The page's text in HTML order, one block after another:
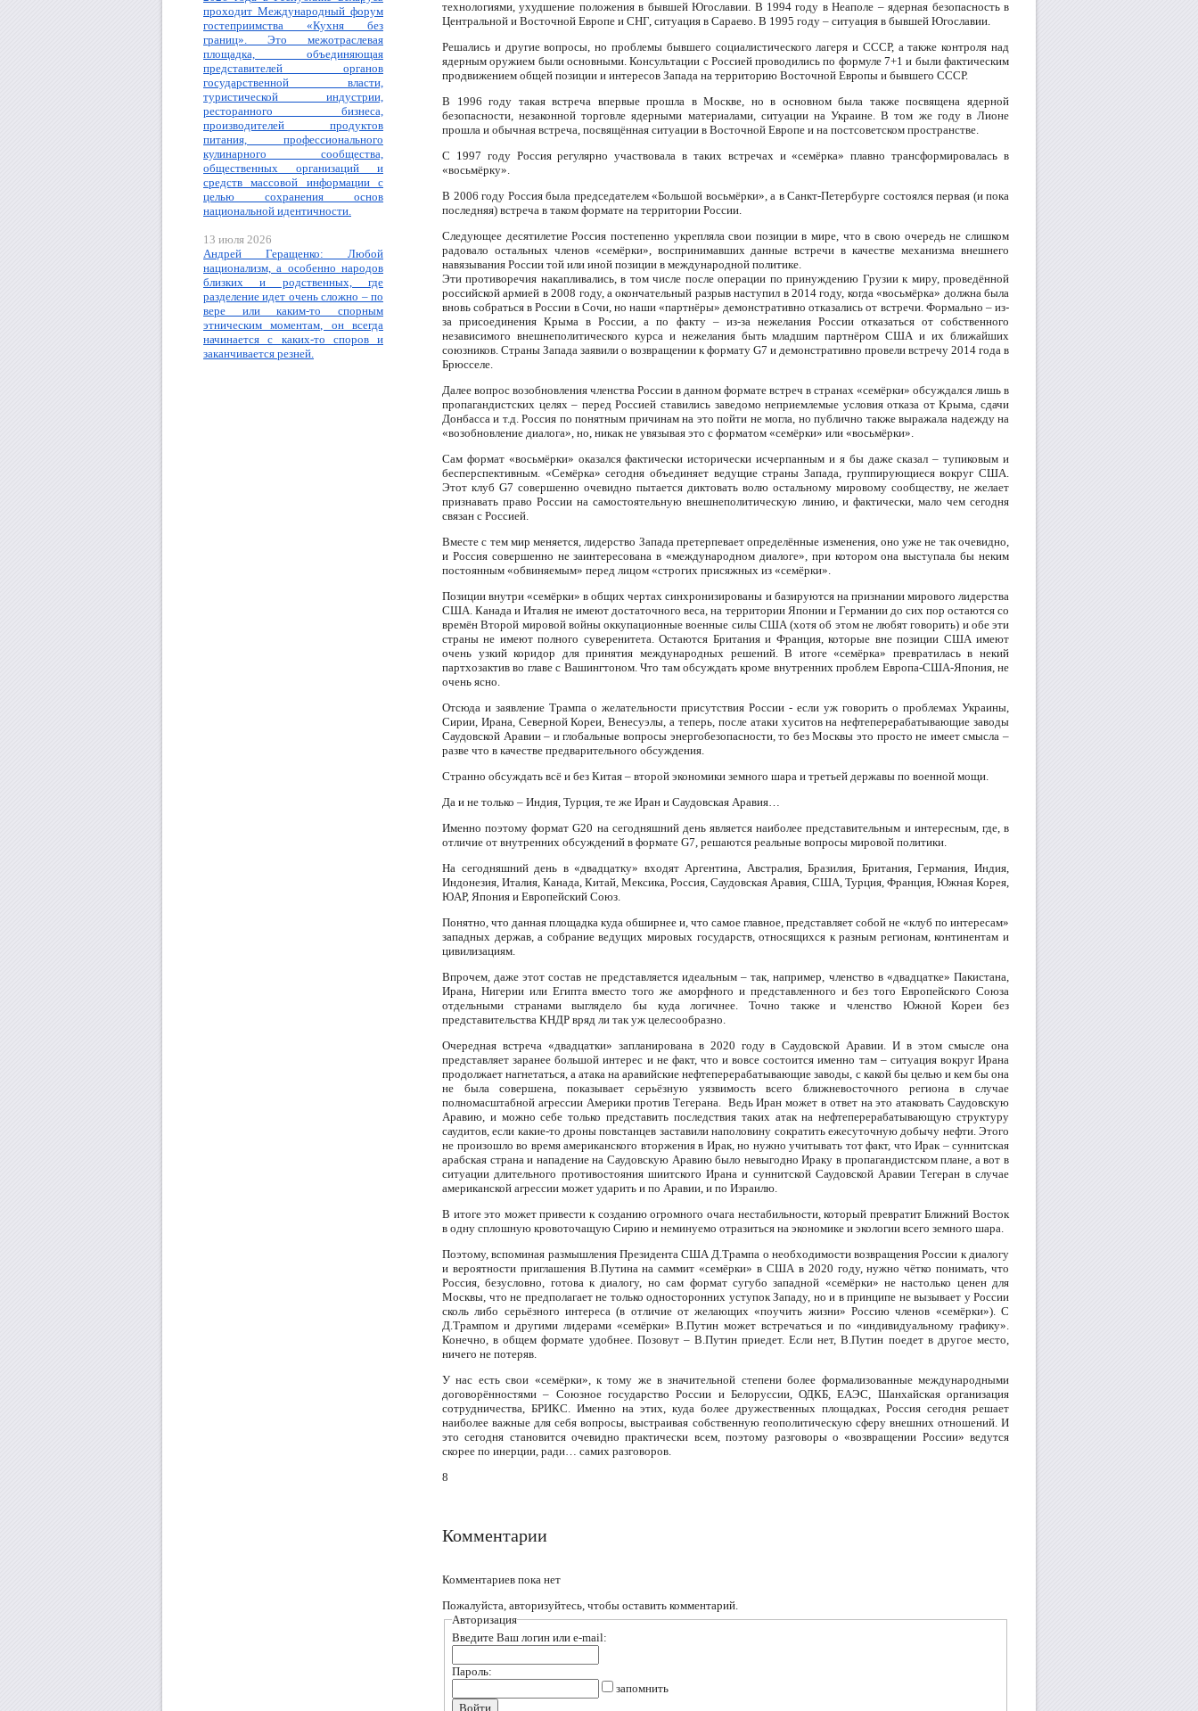
проходит Международный форум
гостеприимства «Кухня без
границ». Это межотраслевая
площадка, объединяющая
представителей органов
государственной власти,
туристической индустрии,
ресторанного бизнеса,
производителей продуктов
питания, профессионального
кулинарного сообщества,
общественных организаций и
средств массовой информации с
целью сохранения основ
национальной идентичности.
13 июля 2026
Андрей Геращенко: Любой
национализм, а особенно народов
близких и родственных, где
разделение идет очень сложно – по
вере или каким-то спорным
этническим моментам, он всегда
начинается с каких-то споров и
заканчивается резней.
технологиями, ухудшение положения в бывшей Югославии. В 1994 году в Неаполе – ядерная безопасность в
Центральной и Восточной Европе и СНГ, ситуация в Сараево. В 1995 году – ситуация в бывшей Югославии.
Решались и другие вопросы, но проблемы бывшего социалистического лагеря и СССР, а также контроля над
ядерным оружием были основными. Консультации с Россией проводились по формуле 7+1 и были фактическим
продвижением общей позиции и интересов Запада на территорию Восточной Европы и бывшего СССР.
В 1996 году такая встреча впервые прошла в Москве, но в основном была также посвящена ядерной
безопасности, незаконной торговле ядерными материалами, ситуации на Украине. В том же году в Лионе
прошла и обычная встреча, посвящённая ситуации в Восточной Европе и на постсоветском пространстве.
С 1997 году Россия регулярно участвовала в таких встречах и «семёрка» плавно трансформировалась в
«восьмёрку».
В 2006 году Россия была председателем «Большой восьмёрки», а в Санкт-Петербурге состоялся первая (и пока
последняя) встреча в таком формате на территории России.
Следующее десятилетие Россия постепенно укрепляла свои позиции в мире, что в свою очередь не слишком
радовало остальных членов «семёрки», воспринимавших данные встречи в качестве механизма внешнего
навязывания России той или иной позиции в международной политике.
Эти противоречия накапливались, в том числе после операции по принуждению Грузии к миру, проведённой
российской армией в 2008 году, а окончательный разрыв наступил в 2014 году, когда «восьмёрка» должна была
вновь собраться в России в Сочи, но наши «партнёры» демонстративно отказались от встречи. Формально – из-
за присоединения Крыма в России, а по факту – из-за нежелания России отказаться от собственного
независимого внешнеполитического курса и нежелания быть младшим партнёром США и их ближайших
союзников. Страны Запада заявили о возвращении к формату G7 и демонстративно провели встречу 2014 года в
Брюсселе.
Далее вопрос возобновления членства России в данном формате встреч в странах «семёрки» обсуждался лишь в
пропагандистских целях – перед Россией ставились заведомо неприемлемые условия отказа от Крыма, сдачи
Донбасса и т.д. Россия по понятным причинам на это пойти не могла, но публично также выражала надежду на
«возобновление диалога», но, никак не увязывая это с форматом «семёрки» или «восьмёрки».
Сам формат «восьмёрки» оказался фактически исторически исчерпанным и я бы даже сказал – тупиковым и
бесперспективным. «Семёрка» сегодня объединяет ведущие страны Запада, группирующиеся вокруг США.
Этот клуб G7 совершенно очевидно пытается диктовать волю остальному мировому сообществу, не желает
признавать право России на самостоятельную внешнеполитическую линию, и фактически, мало чем сегодня
связан с Россией.
Вместе с тем мир меняется, лидерство Запада претерпевает определённые изменения, оно уже не так очевидно,
и Россия совершенно не заинтересована в «международном диалоге», при котором она выступала бы неким
постоянным «обвиняемым» перед лицом «строгих присяжных из «семёрки».
Позиции внутри «семёрки» в общих чертах синхронизированы и базируются на признании мирового лидерства
США. Канада и Италия не имеют достаточного веса, на территории Японии и Германии до сих пор остаются со
времён Второй мировой войны оккупационные военные силы США (хотя об этом не любят говорить) и обе эти
страны не имеют полного суверенитета. Остаются Британия и Франция, которые вне позиции США имеют
очень узкий коридор для принятия международных решений. В итоге «семёрка» превратилась в некий
партхозактив во главе с Вашингтоном. Что там обсуждать кроме внутренних проблем Европа-США-Япония, не
очень ясно.
Отсюда и заявление Трампа о желательности присутствия России - если уж говорить о проблемах Украины,
Сирии, Ирана, Северной Кореи, Венесуэлы, а теперь, после атаки хуситов на нефтеперерабатывающие заводы
Саудовской Аравии – и глобальные вопросы энергобезопасности, то без Москвы это просто не имеет смысла –
разве что в качестве предварительного обсуждения.
Странно обсуждать всё и без Китая – второй экономики земного шара и третьей державы по военной мощи.
Да и не только – Индия, Турция, те же Иран и Саудовская Аравия…
Именно поэтому формат G20 на сегодняшний день является наиболее представительным и интересным, где, в
отличие от внутренних обсуждений в формате G7, решаются реальные вопросы мировой политики.
На сегодняшний день в «двадцатку» входят Аргентина, Австралия, Бразилия, Британия, Германия, Индия,
Индонезия, Италия, Канада, Китай, Мексика, Россия, Саудовская Аравия, США, Турция, Франция, Южная Корея,
ЮАР, Япония и Европейский Союз.
Понятно, что данная площадка куда обширнее и, что самое главное, представляет собой не «клуб по интересам»
западных держав, а собрание ведущих мировых государств, относящихся к разным регионам, континентам и
цивилизациям.
Впрочем, даже этот состав не представляется идеальным – так, например, членство в «двадцатке» Пакистана,
Ирана, Нигерии или Египта вместо того же аморфного и представленного и без того Европейского Союза
отдельными странами выглядело бы куда логичнее. Точно также и членство Южной Кореи без
представительства КНДР вряд ли так уж целесообразно.
Очередная встреча «двадцатки» запланирована в 2020 году в Саудовской Аравии. И в этом смысле она
представляет заранее большой интерес и не факт, что и вовсе состоится именно там – ситуация вокруг Ирана
продолжает нагнетаться, а атака на аравийские нефтеперерабатывающие заводы, с какой бы целью и кем бы она
не была совершена, показывает серьёзную уязвимость всего ближневосточного региона в случае
полномасштабной агрессии Америки против Тегерана. Ведь Иран может в ответ на это атаковать Саудовскую
Аравию, и можно себе только представить последствия таких атак на нефтеперерабатывающую структуру
саудитов, если какие-то дроны повстанцев заставили наполовину сократить ежесуточную добычу нефти. Этого
не произошло во время американского вторжения в Ирак, но нужно учитывать тот факт, что Ирак – суннитская
арабская страна и нападение на Саудовскую Аравию было невыгодно Ираку в пропагандистском плане, а вот в
ситуации длительного противостояния шиитского Ирана и суннитской Саудовской Аравии Тегеран в случае
американской агрессии может ударить и по Аравии, и по Израилю.
В итоге это может привести к созданию огромного очага нестабильности, который превратит Ближний Восток
в одну сплошную кровоточащую Сирию и неминуемо отразиться на экономике и экологии всего земного шара.
Поэтому, вспоминая размышления Президента США Д.Трампа о необходимости возвращения России к диалогу
и вероятности приглашения В.Путина на саммит «семёрки» в США в 2020 году, нужно чётко понимать, что
Россия, безусловно, готова к диалогу, но сам формат сугубо западной «семёрки» не настолько ценен для
Москвы, что не предполагает не только односторонних уступок Западу, но и в принципе не вызывает у России
сколь либо серьёзного интереса (в отличие от желающих «поучить жизни» Россию членов «семёрки»). С
Д.Трампом и другими лидерами «семёрки» В.Путин может встречаться и по «индивидуальному графику».
Конечно, в общем формате удобнее. Позовут – В.Путин приедет. Если нет, В.Путин поедет в другое место,
ничего не потеряв.
У нас есть свои «семёрки», к тому же в значительной степени более формализованные международными
договорённостями – Союзное государство России и Белоруссии, ОДКБ, ЕАЭС, Шанхайская организация
сотрудничества, БРИКС. Именно на этих, куда более дружественных площадках, Россия сегодня решает
наиболее важные для себя вопросы, выстраивая собственную геополитическую сферу внешних отношений. И
это сегодня становится очевидно практически всем, поэтому разговоры о «возвращении России» ведутся
скорее по инерции, ради… самих разговоров.
8
Комментарии
Комментариев пока нет
Пожалуйста, авторизуйтесь, чтобы оставить комментарий.
Авторизация
Введите Ваш логин или e-mail:
Пароль:
запомнить